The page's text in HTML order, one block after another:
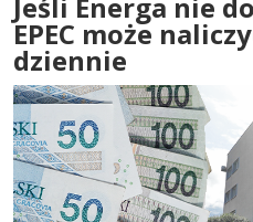
Jeśli Energa nie
EPEC może
dziennie